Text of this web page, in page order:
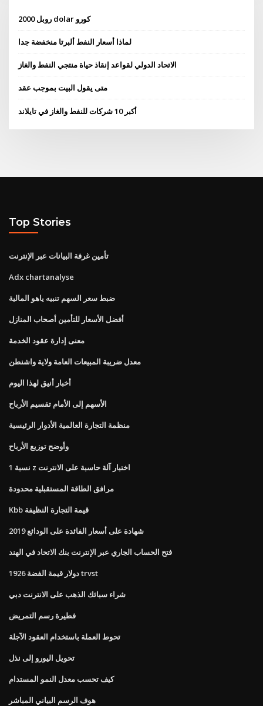
2000 روبل dolar كورو
لماذا أسعار النفط ألبرتا منخفضة جدا
الاتحاد الدولي لقواعد إنقاذ حياة منتجي النفط والغاز
متى يقول البيت بموجب عقد
أكبر 10 شركات للنفط والغاز في تايلاند
Top Stories
تأمين غرفة البيانات عبر الإنترنت
Adx chartanalyse
ضبط سعر السهم تنبيه ياهو المالية
أفضل الأسعار للتأمين أصحاب المنازل
معنى إدارة عقود الخدمة
معدل ضريبة المبيعات العامة ولاية واشنطن
أخبار أنيق لهذا اليوم
الأسهم إلى الأمام تقسيم الأرباح
منظمة التجارة العالمية الأدوار الرئيسية
وأوضح توزيع الأرباح
1 نسبة z اختبار آلة حاسبة على الانترنت
مرافق الطاقة المستقبلية محدودة
Kbb قيمة التجارة النظيفة
شهادة على أسعار الفائدة على الودائع 2019
فتح الحساب الجاري عبر الإنترنت بنك الاتحاد في الهند
1926 دولار قيمة الفضة trvst
شراء سبائك الذهب على الانترنت دبي
فطيرة رسم التمريض
تحوط العملة باستخدام العقود الآجلة
تحويل اليورو إلى نذل
كيف تحسب معدل النمو المستدام
هوف الرسم البياني المباشر